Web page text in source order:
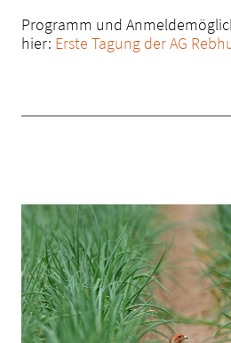
Programm und
hier: Erste Tagung der AG